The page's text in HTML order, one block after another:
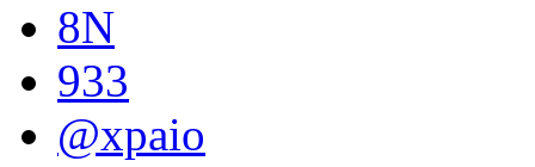
8N
933
@xpaio